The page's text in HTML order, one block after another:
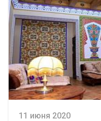
11 июня 2020